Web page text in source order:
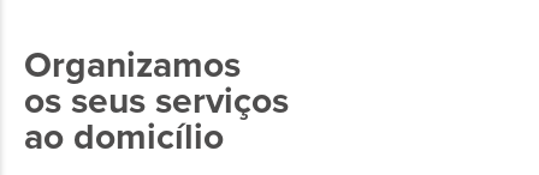
Organizamos
os seus serviços
ao domicílio